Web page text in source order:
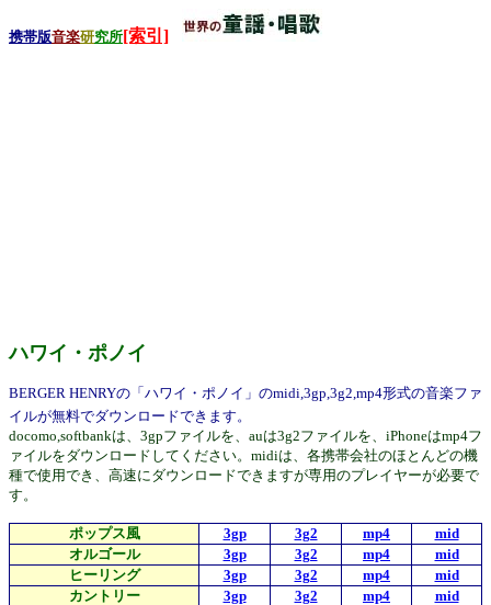
携帯版音楽研究所[索引]
ハワイ・ポノイ
BERGER HENRYの「ハワイ・ポノイ」のmidi,3gp,3g2,mp4形式の音楽ファ
イルが無料でダウンロードできます。
docomo,softbankは、3gpファイルを、auは3g2ファイルを、iPhoneはmp4フ
ァイルをダウンロードしてください。midiは、各携帯会社のほとんどの機
種で使用でき、高速にダウンロードできますが専用のプレイヤーが必要で
す。
ポップス風 3gp 3g2 mp4
mid
オルゴール
3gp 3g2 mp4
mid
ヒーリング
3gp 3g2 mp4
mid
カントリー
3gp 3g2 mp4
mid